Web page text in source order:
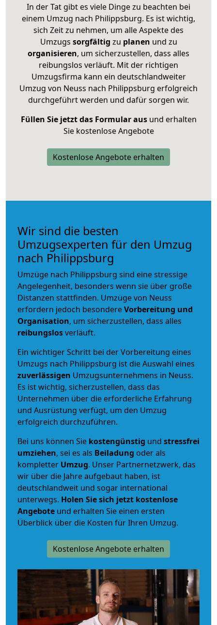
In der Tat gibt es viele Dinge zu beachten bei
einem Umzug nach Philippsburg. Es ist wichtig,
sich Zeit zu nehmen, um alle Aspekte des
Umzugs sorgfältig zu planen und zu
organisieren, um sicherzustellen, dass alles
reibungslos verläuft. Mit der richtigen
Umzugsfirma kann ein deutschlandweiter
Umzug von Neuss nach Philippsburg erfolgreich
durchgeführt werden und dafür sorgen wir.
Füllen Sie jetzt das Formular ausund erhalten
Sie kostenlose Angebote
Kostenlose Angebote erhalten
Wir sind die besten
Umzugsexperten für den Umzug
nach Philippsburg
Umzüge nach Philippsburg sind eine stressige
Angelegenheit, besonders wenn sie über große
Distanzen stattfinden. Umzüge von Neuss
erfordern jedoch besondereVorbereitung und
Organisation, um sicherzustellen, dass alles
reibungslosverläuft.
Ein wichtiger Schritt bei der Vorbereitung eines
Umzugs nach Philippsburg ist die Auswahl eines
zuverlässigen Umzugsunternehmens in Neuss.
Es ist wichtig, sicherzustellen, dass das
Unternehmen über die erforderliche Erfahrung
und Ausrüstung verfügt, um den Umzug
erfolgreich durchzuführen.
Bei uns können Sie kostengünstig und stressfrei
umziehen, sei es als Beiladung oder als
kompletter Umzug. Unser Partnernetzwerk, das
wir über die Jahre aufgebaut haben, ist
deutschlandweit und sogar international
unterwegs. Holen Sie sich jetzt kostenlose
Angebote und erhalten Sie einen ersten
Überblick über die Kosten für Ihren Umzug.
Kostenlose Angebote erhalten